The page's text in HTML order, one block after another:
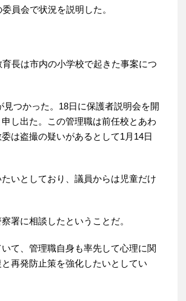
員会で状況を説明した。
長は市内の小学校で起きた事案につ
つかった。18日に保護者説明会を開
し出た。この管理職は前任校とあわ
は盗撮の疑いがあるとして1月14日
いとしており、議員からは児童だけ
署に相談したということだ。
て、管理職自身も率先して心理に関
再発防止策を強化したいとしてい